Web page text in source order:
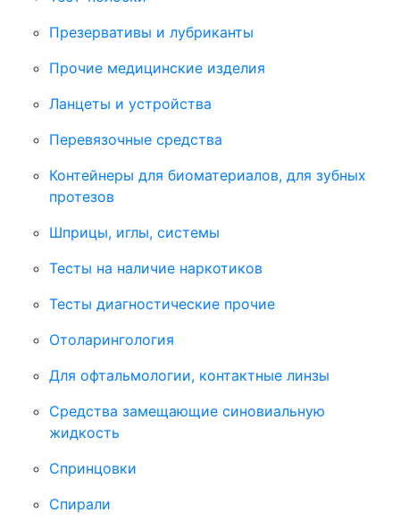
Презервативы и лубриканты
Прочие медицинские изделия
Ланцеты и устройства
Перевязочные средства
Контейнеры для биоматериалов, для зубных
протезов
Шприцы, иглы, системы
Тесты на наличие наркотиков
Тесты диагностические прочие
Отоларингология
Для офтальмологии, контактные линзы
Средства замещающие синовиальную
жидкость
Спринцовки
Спирали